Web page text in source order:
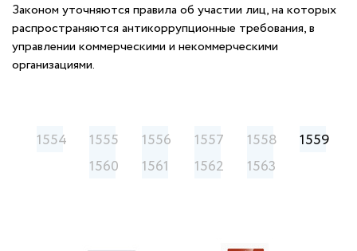
Законом уточняются правила об участии лиц, на которых
распространяются антикоррупционные требования, в
управлении коммерческими и некоммерческими
организациями.
1554 1555 1556 1557 1558
1559
1560
1561 1562 1563